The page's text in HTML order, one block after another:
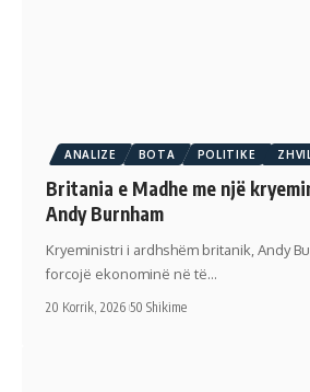
ANALIZE BOTA POLITIKE
Britania e Madhe me një
Andy Burnham
Kryeministri i ardhshëm britanik, Andy
forcojë ekonominë në të…
20 Korrik, 2026 50 Shikime